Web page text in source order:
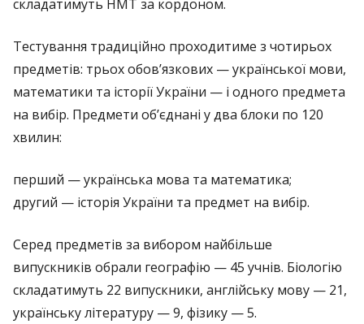
складатимуть НМТ за кордоном.
Тестування традиційно проходитиме з чотирьох
предметів: трьох обов’язкових — української мови,
математики та історії України — і одного предмета
на вибір. Предмети об’єднані у два блоки по 120
хвилин:
перший — українська мова та математика;
другий — історія України та предмет на вибір.
Серед предметів за вибором найбільше
випускників обрали географію — 45 учнів. Біологію
складатимуть 22 випускники, англійську мову — 21,
українську літературу — 9, фізику — 5.